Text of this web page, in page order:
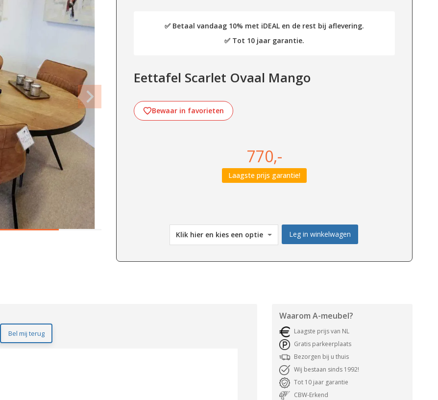
✅ Betaal vandaag 10% met iDEAL en de rest bij aflevering.
✅ Tot 10 jaar garantie.
Eettafel Scarlet Ovaal Mango
Bewaar in favorieten
770,-
Laagste prijs garantie!
Leg in winkelwagen
Bel mij terug
Waarom A-meubel?
Laagste prijs van NL
Gratis parkeerplaats
Bezorgen bij u thuis
Wij bestaan sinds 1992!
Tot 10 jaar garantie
CBW-Erkend